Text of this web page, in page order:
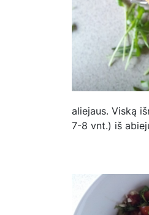
aliejaus. Viską
7-8 vnt.) iš